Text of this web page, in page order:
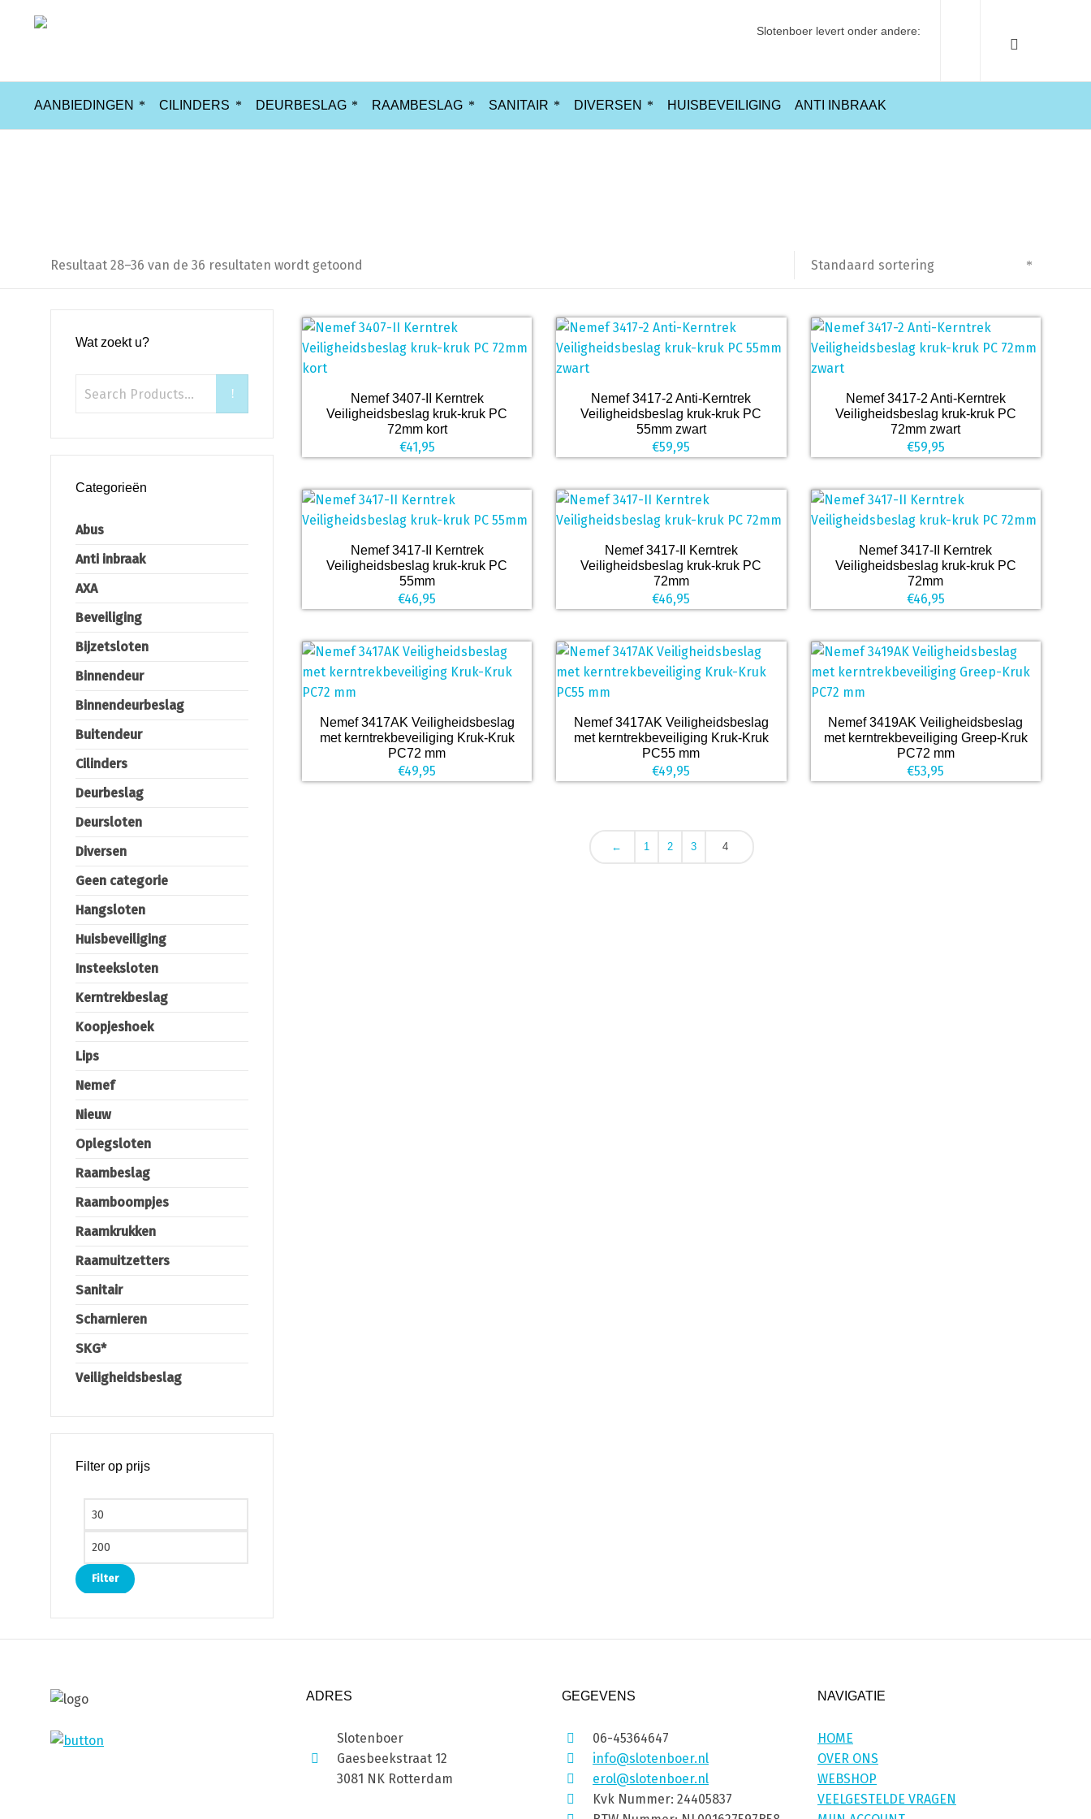
Slotenboer levert onder andere:
AANBIEDINGEN CILINDERS DEURBESLAG RAAMBESLAG SANITAIR DIVERSEN HUISBEVEILIGING ANTI INBRAAK
Resultaat 28–36 van de 36 resultaten wordt getoond Standaard sortering
Nemef 3407-II Kerntrek
Veiligheidsbeslag kruk-kruk PC
72mm kort
€41,95
Nemef 3417-2 Anti-Kerntrek
Veiligheidsbeslag kruk-kruk PC
55mm zwart
€59,95
Nemef 3417-2 Anti-Kerntrek
Veiligheidsbeslag kruk-kruk PC
72mm zwart
€59,95
Nemef 3417-II Kerntrek
Veiligheidsbeslag kruk-kruk PC
55mm
€46,95
Nemef 3417-II Kerntrek
Veiligheidsbeslag kruk-kruk PC
72mm
€46,95
Nemef 3417-II Kerntrek
Veiligheidsbeslag kruk-kruk PC
72mm
€46,95
Nemef 3417AK Veiligheidsbeslag
met kerntrekbeveiliging Kruk-Kruk
PC72 mm
€49,95
Nemef 3417AK Veiligheidsbeslag
met kerntrekbeveiliging Kruk-Kruk
PC55 mm
€49,95
Nemef 3419AK Veiligheidsbeslag
met kerntrekbeveiliging Greep-Kruk
PC72 mm
€53,95
← 1 2 3 4
Wat zoekt u?
Categorieën
Abus
Anti inbraak
AXA
Beveiliging
Bijzetsloten
Binnendeur
Binnendeurbeslag
Buitendeur
Cilinders
Deurbeslag
Deursloten
Diversen
Geen categorie
Hangsloten
Huisbeveiliging
Insteeksloten
Kerntrekbeslag
Koopjeshoek
Lips
Nemef
Nieuw
Oplegsloten
Raambeslag
Raamboompjes
Raamkrukken
Raamuitzetters
Sanitair
Scharnieren
SKG*
Veiligheidsbeslag
Filter op prijs
Min. prijs
Filter
ADRES
Slotenboer
Gaesbeekstraat 12
3081 NK Rotterdam
GEGEVENS
06-45364647
info@slotenboer.nl
erol@slotenboer.nl
Kvk Nummer: 24405837
NAVIGATIE
HOME
OVER ONS
WEBSHOP
VEELGESTELDE VRAGEN